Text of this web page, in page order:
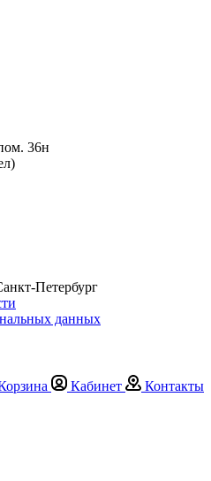
36н
Петербург
данных
Кабинет Контакты